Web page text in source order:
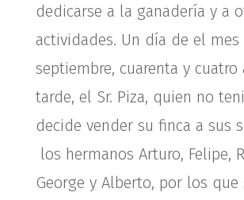
dedicarse a la ganadería y a
actividades. Un día de el mes
septiembre, cuarenta y cuatro
tarde, el Sr. Piza, quien no
decide vender su finca a sus
los hermanos Arturo, Felipe,
George y Alberto, por los que